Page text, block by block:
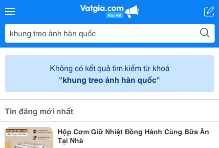
Không có kết quả tìm kiếm từ khoá
"khung treo ảnh hàn quốc"
Tin đăng mới nhất
Hộp Cơm Giữ Nhiệt Đồng Hành Cùng Bữa Ăn
Tại Nhà